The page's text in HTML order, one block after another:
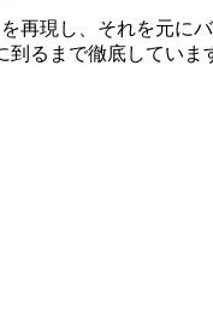
再現し、それを元
るまで徹底していま